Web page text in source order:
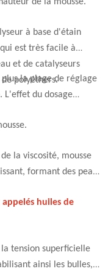
à base d'étain
est très facile à
et de catalyseurs
polyéthers.
la plage de réglage
L'effet du dosage
la viscosité, mousse
formant des peaux
huiles de
tension superficielle
ainsi les bulles,